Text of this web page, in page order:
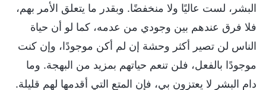
البشر، لست عاليًا ولا منخفضًا. وبقدر ما يتعلق الأمر بهم،
فلا فرق عندهم بين وجودي من عدمه، كما لو أن حياة
الناس لن تصير أكثر وحشة إن لم أكن موجودًا، وإن كنت
موجودًا بالفعل، فلن تنعم حياتهم بمزيد من البهجة. وما
دام البشر لا يعتزون بي، فإن المتع التي أقدمها لهم قليلة.